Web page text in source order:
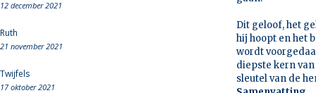
12 december 2021
Ruth
21 november 2021
Twijfels
17 oktober 2021
Dit geloof, het
hij hoopt en het
wordt
diepste kern
sleutel van de